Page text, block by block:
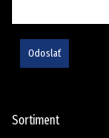
Odoslať
Sortiment